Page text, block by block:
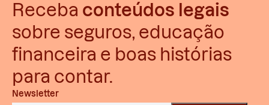
Receba conteúdos legais
sobre seguros, educação
financeira e boas histórias
para contar.
Newsletter